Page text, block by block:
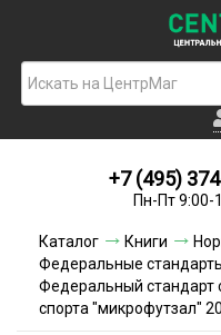
+7 (495)
Пн-Пт 9:00-
Каталог Книги
Федеральные
Федеральный стандарт
спорта "микрофутзал"